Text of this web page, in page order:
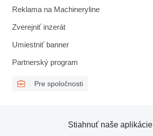
Reklama na Machineryline
Zverejniť inzerát
Umiestniť banner
Partnerský program
Pre spoločnosti
Stiahnuť naše aplikácie